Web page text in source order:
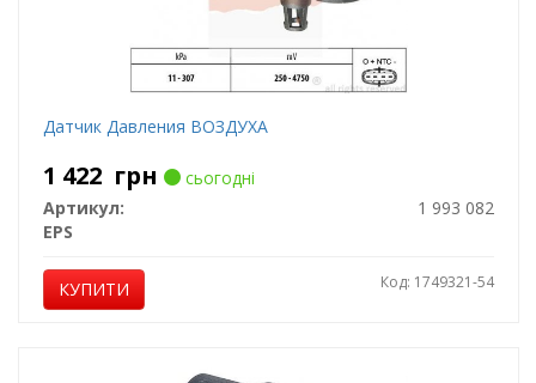
Датчик Давления ВОЗДУХА
1 422 грн
сьогодні
Артикул:
1 993 082
EPS
КУПИТИ Код: 1749321-54